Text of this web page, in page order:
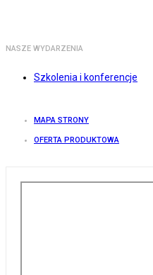
NASZE WYDARZENIA
Szkolenia i konferencje
MAPA STRONY
OFERTA PRODUKTOWA